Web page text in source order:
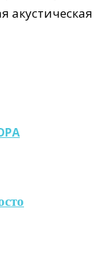
акустическая